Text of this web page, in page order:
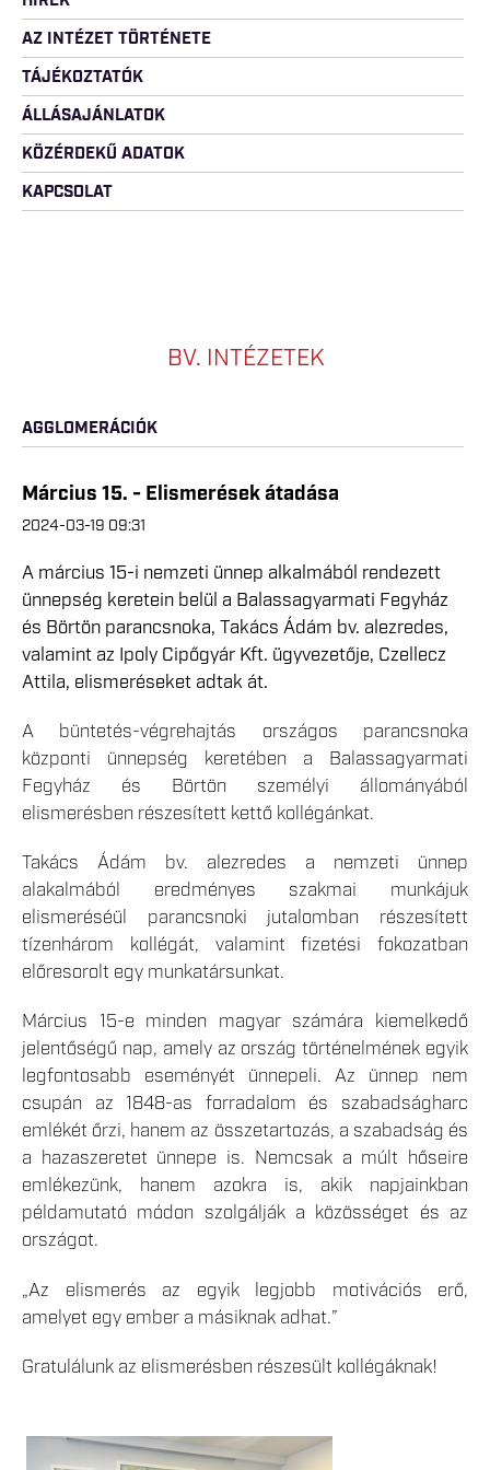
AZ INTÉZET TÖRTÉNETE
TÁJÉKOZTATÓK
ÁLLÁSAJÁNLATOK
KÖZÉRDEKŰ ADATOK
KAPCSOLAT
BV. INTÉZETEK
AGGLOMERÁCIÓK
Március 15. - Elismerések átadása
2024-03-19 09:31
A március 15-i nemzeti ünnep alkalmából rendezett
ünnepség keretein belül a Balassagyarmati Fegyház
és Börtön parancsnoka, Takács Ádám bv. alezredes,
valamint az Ipoly Cipőgyár Kft. ügyvezetője, Czellecz
Attila, elismeréseket adtak át.
A büntetés-végrehajtás országos parancsnoka
központi ünnepség keretében a Balassagyarmati
Fegyház és Börtön személyi állományából
elismerésben részesített kettő kollégánkat.
Takács Ádám bv. alezredes a nemzeti ünnep
alakalmából eredményes szakmai munkájuk
elismeréséül parancsnoki jutalomban részesített
tízenhárom kollégát, valamint fizetési fokozatban
előresorolt egy munkatársunkat.
Március 15-e minden magyar számára kiemelkedő
jelentőségű nap, amely az ország történelmének egyik
legfontosabb eseményét ünnepeli. Az ünnep nem
csupán az 1848-as forradalom és szabadságharc
emlékét őrzi, hanem az összetartozás, a szabadság és
a hazaszeretet ünnepe is. Nemcsak a múlt hőseire
emlékezünk, hanem azokra is, akik napjainkban
példamutató módon szolgálják a közösséget és az
országot.
„Az elismerés az egyik legjobb motivációs erő,
amelyet egy ember a másiknak adhat.”
Gratulálunk az elismerésben részesült kollégáknak!